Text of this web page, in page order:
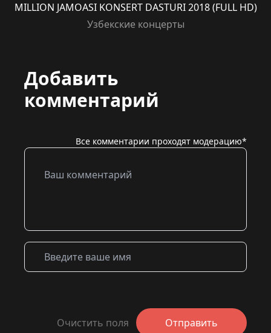
MILLION JAMOASI KONSERT DASTURI 2018 (FULL HD)
Узбекские концерты
Добавить
комментарий
Все комментарии проходят модерацию*
Очистить поля Отправить